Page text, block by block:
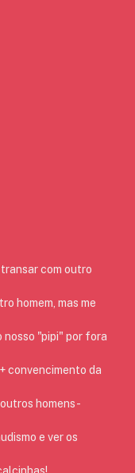
com outro
homem, mas me
nosso "pipi" por fora
convencimento da
homens -
e ver os